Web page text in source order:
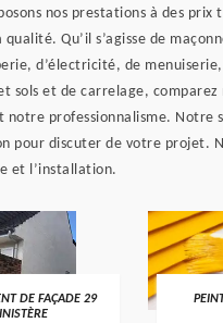
nos prestations à des prix
qualité. Qu’il s’agisse de
d’électricité, de
sols et de carrelage, comparez
notre professionnalisme. Notre
pour discuter de votre projet.
et l’installation.
DE FAÇADE 29